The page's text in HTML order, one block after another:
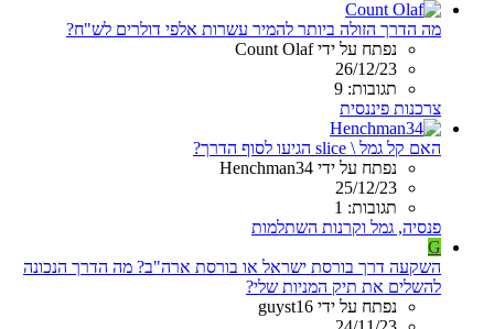
מה הדרך הזולה ביותר להמיר עשרות אלפי דולרים לש"ח?
נפתח על ידי Count Olaf
26/12/23
תגובות: 9
צרכנות פיננסית
האם קל גמל \ slice הגיעו לסוף הדרך?
נפתח על ידי Henchman34
25/12/23
תגובות: 1
פנסיה, גמל וקרנות השתלמות
G
השקעה דרך בורסת ישראל או בורסת ארה"ב? מה הדרך הנכונה
להשלים את תיק המניות שלי?
נפתח על ידי guyst16